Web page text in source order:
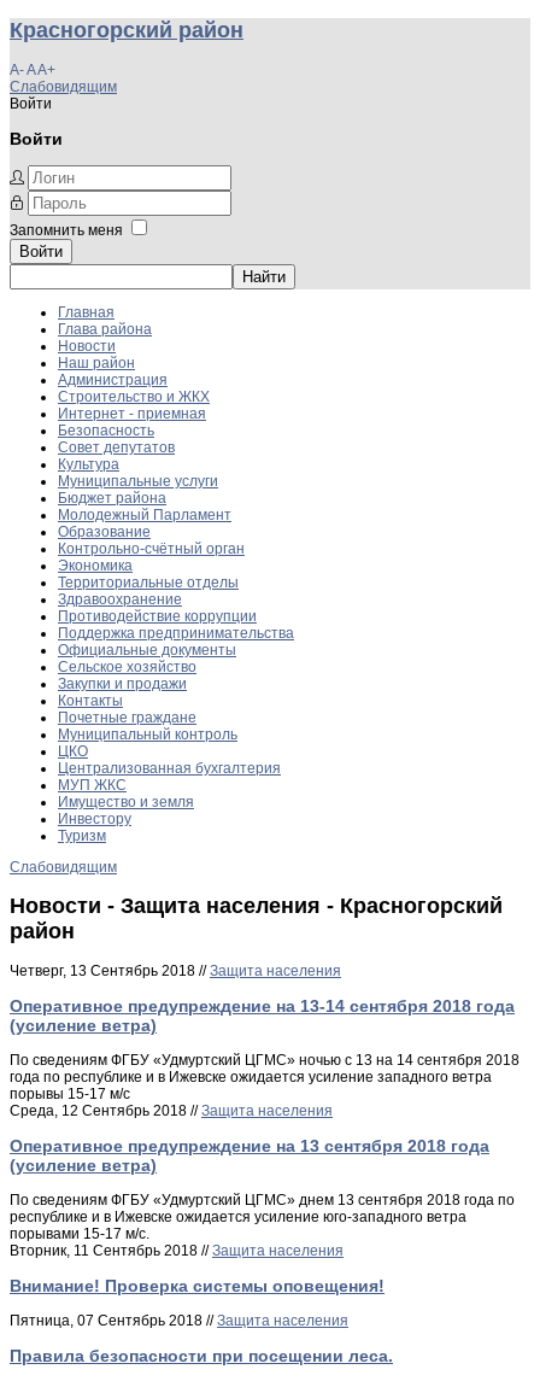
Красногорский район
A-AA+
Слабовидящим
Войти
Войти
Запомнить меня
Войти
Главная
Глава района
Новости
Наш район
Администрация
Строительство и ЖКХ
Интернет - приемная
Безопасность
Совет депутатов
Культура
Муниципальные услуги
Бюджет района
Молодежный Парламент
Образование
Контрольно-счётный орган
Экономика
Территориальные отделы
Здравоохранение
Противодействие коррупции
Поддержка предпринимательства
Официальные документы
Сельское хозяйство
Закупки и продажи
Контакты
Почетные граждане
Муниципальный контроль
ЦКО
Централизованная бухгалтерия
МУП ЖКС
Имущество и земля
Инвестору
Туризм
Слабовидящим
Новости - Защита населения - Красногорский
район
Четверг, 13 Сентябрь 2018 //Защита населения
Оперативное предупреждение на 13-14 сентября 2018 года
(усиление ветра)
По сведениям ФГБУ «Удмуртский ЦГМС» ночью с 13 на 14 сентября 2018
года по республике и в Ижевске ожидается усиление западного ветра
порывы 15-17 м/с
Среда, 12 Сентябрь 2018 //Защита населения
Оперативное предупреждение на 13 сентября 2018 года
(усиление ветра)
По сведениям ФГБУ «Удмуртский ЦГМС» днем 13 сентября 2018 года по
республике и в Ижевске ожидается усиление юго-западного ветра
порывами 15-17 м/с.
Вторник, 11 Сентябрь 2018 //Защита населения
Внимание! Проверка системы оповещения!
Пятница, 07 Сентябрь 2018 //Защита населения
Правила безопасности при посещении леса.